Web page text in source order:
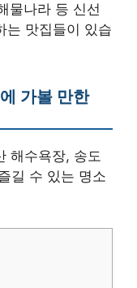
물나라 등 신선
는 맛집들이 있습
가볼 만한
해수욕장, 송도
길 수 있는 명소